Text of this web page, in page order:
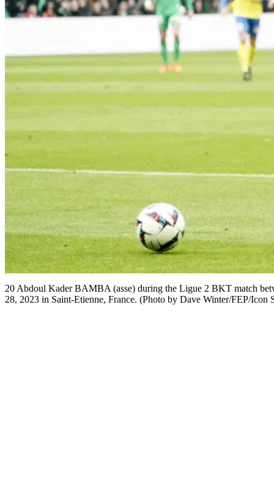
20 Abdoul Kader BAMBA (asse) during the Ligue 2 BKT match
28, 2023 in Saint-Etienne, France. (Photo by Dave Winter/FEP/Icon